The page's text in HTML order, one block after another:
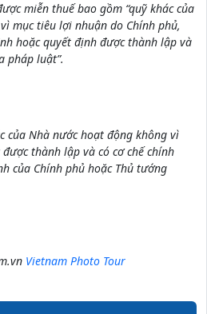
miễn thuế bao gồm “quỹ khác của
mục tiêu lợi nhuận do Chính phủ,
hoặc quyết định được thành lập và
pháp luật”.
của Nhà nước hoạt động không vì
thành lập và có cơ chế chính
của Chính phủ hoặc Thủ tướng
Vietnam Photo Tour